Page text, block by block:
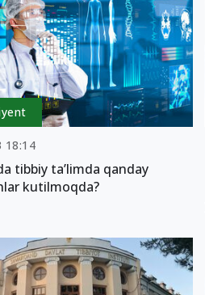
18:14
tibbiy ta’limda qanday
kutilmoqda?